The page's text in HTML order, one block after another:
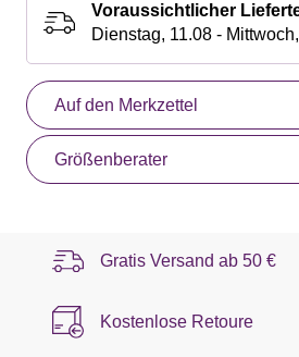
Voraussichtlicher
Dienstag, 11.08 -
Auf den Merkzettel
Größenberater
Gratis Versand ab 50 €
Kostenlose Retoure